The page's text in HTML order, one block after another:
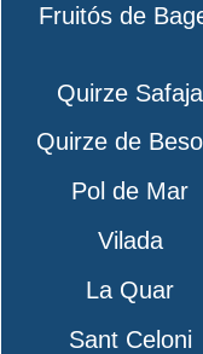
Fruitós de
Quirze Safaja
Quirze de
Pol de Mar
Vilada
La Quar
Sant Celoni